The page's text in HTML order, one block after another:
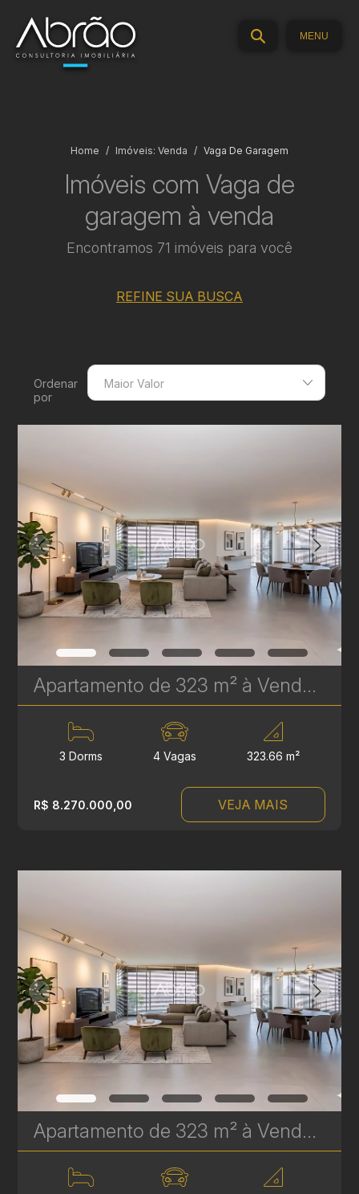
MENU
Home Imóveis: Venda Vaga De Garagem
Imóveis com Vaga de
garagem à venda
Encontramos 71 imóveis para você
REFINE SUA BUSCA
Ordenar
por
Maior Valor
Apartamento de 323 m² à Venda no Epic Água Verde | Em Frente ao Clube Curitibano | Ref. 1718
3 Dorms 4 Vagas 323.66 m²
R$ 8.270.000,00 VEJA MAIS
Apartamento de 323 m² à Venda no Epic Água Verde | Em Frente ao Clube Curitibano | Ref. 1719